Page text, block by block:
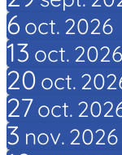
6 oct. 2026
13 oct. 2026
20 oct.
27oct.
3 nov. 2026